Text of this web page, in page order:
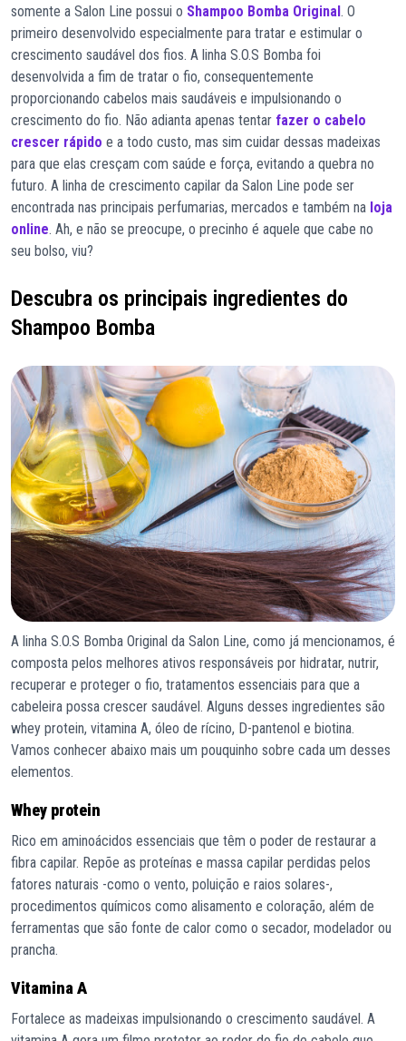
somente a Salon Line possui o Shampoo Bomba Original. O
primeiro desenvolvido especialmente para tratar e estimular o
crescimento saudável dos fios. A linha S.O.S Bomba foi
desenvolvida a fim de tratar o fio, consequentemente
proporcionando cabelos mais saudáveis e impulsionando o
crescimento do fio. Não adianta apenas tentar fazer o cabelo
crescer rápido e a todo custo, mas sim cuidar dessas madeixas
para que elas cresçam com saúde e força, evitando a quebra no
futuro. A linha de crescimento capilar da Salon Line pode ser
encontrada nas principais perfumarias, mercados e também na loja
online. Ah, e não se preocupe, o precinho é aquele que cabe no
seu bolso, viu?
Descubra os principais ingredientes do
Shampoo Bomba
A linha S.O.S Bomba Original da Salon Line, como já mencionamos, é
composta pelos melhores ativos responsáveis por hidratar, nutrir,
recuperar e proteger o fio, tratamentos essenciais para que a
cabeleira possa crescer saudável. Alguns desses ingredientes são
whey protein, vitamina A, óleo de rícino, D-pantenol e biotina.
Vamos conhecer abaixo mais um pouquinho sobre cada um desses
elementos.
Whey protein
Rico em aminoácidos essenciais que têm o poder de restaurar a
fibra capilar. Repõe as proteínas e massa capilar perdidas pelos
fatores naturais -como o vento, poluição e raios solares-,
procedimentos químicos como alisamento e coloração, além de
ferramentas que são fonte de calor como o secador, modelador ou
prancha.
Vitamina A
Fortalece as madeixas impulsionando o crescimento saudável. A